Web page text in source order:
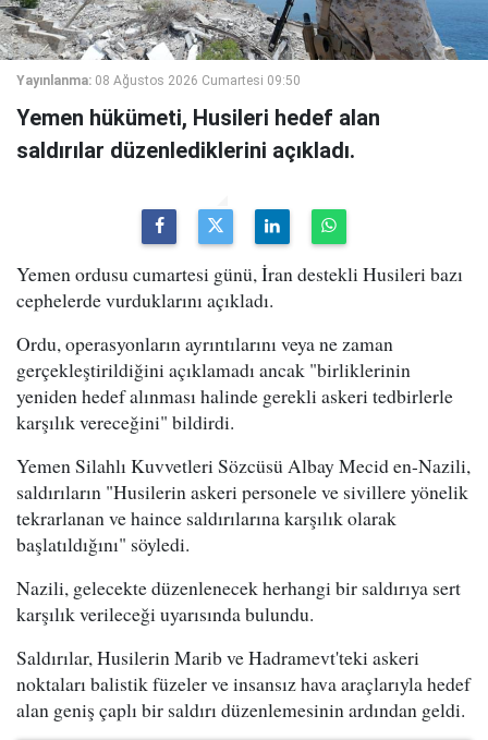
Yayınlanma: 08 Ağustos 2026 Cumartesi 09:50
Yemen hükümeti, Husileri hedef alan
saldırılar düzenlediklerini açıkladı.
Yemen ordusu cumartesi günü, İran destekli Husileri bazı
cephelerde vurduklarını açıkladı.
Ordu, operasyonların ayrıntılarını veya ne zaman
gerçekleştirildiğini açıklamadı ancak "birliklerinin
yeniden hedef alınması halinde gerekli askeri tedbirlerle
karşılık vereceğini" bildirdi.
Yemen Silahlı Kuvvetleri Sözcüsü Albay Mecid en-Nazili,
saldırıların "Husilerin askeri personele ve sivillere yönelik
tekrarlanan ve haince saldırılarına karşılık olarak
başlatıldığını" söyledi.
Nazili, gelecekte düzenlenecek herhangi bir saldırıya sert
karşılık verileceği uyarısında bulundu.
Saldırılar, Husilerin Marib ve Hadramevt'teki askeri
noktaları balistik füzeler ve insansız hava araçlarıyla hedef
alan geniş çaplı bir saldırı düzenlemesinin ardından geldi.